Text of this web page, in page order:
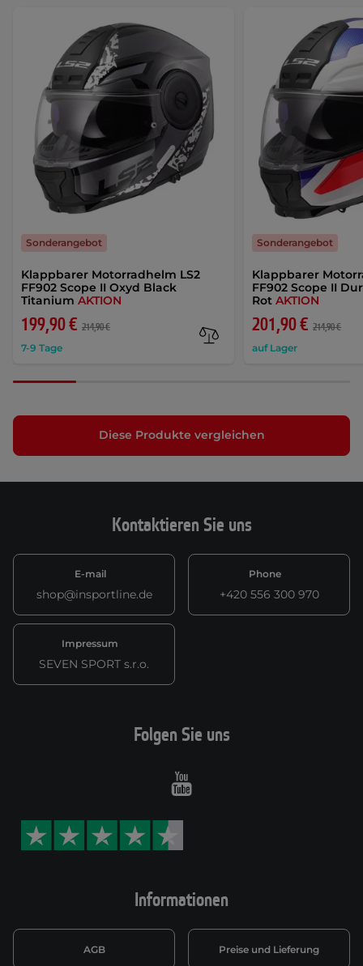
Klappbarer Motorradhelm LS2
FF902 Scope II Oxyd Black
Titanium AKTION
199,90 € 214,90 €
7-9 Tage
Sonderangebot
Klappbarer
FF902 Scope II
RotAKTION
201,90 € 214,90 €
auf Lager
Sonderangebot
Diese Produkte vergleichen
Kontaktieren Sie uns
E-mail
shop@insportline.de
Phone
+420 556 300 970
Impressum
SEVEN SPORT s.r.o.
Informationen
AGB Preise und Lieferung
Folgen Sie uns
Youtube